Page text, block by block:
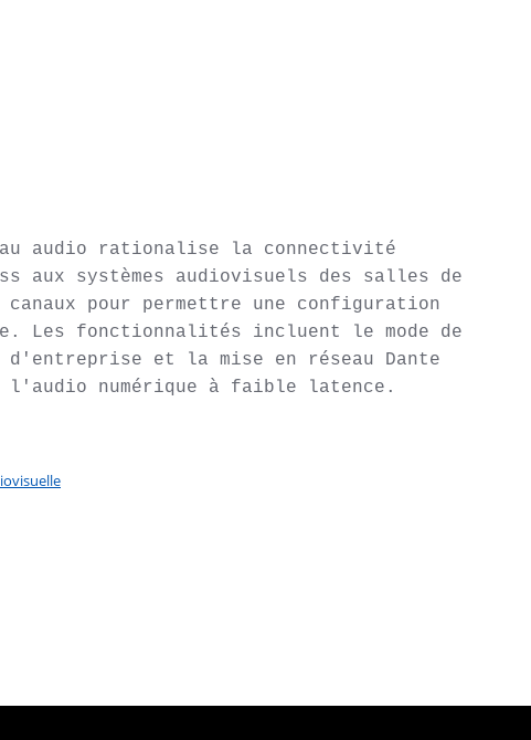
audio rationalise la connectivité
aux systèmes audiovisuels des salles de
canaux pour permettre une configuration
Les fonctionnalités incluent le mode de
d'entreprise et la mise en réseau Dante
l'audio numérique à faible latence.